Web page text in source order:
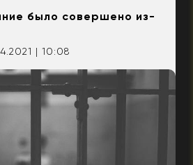
было совершено из-
| 10:08